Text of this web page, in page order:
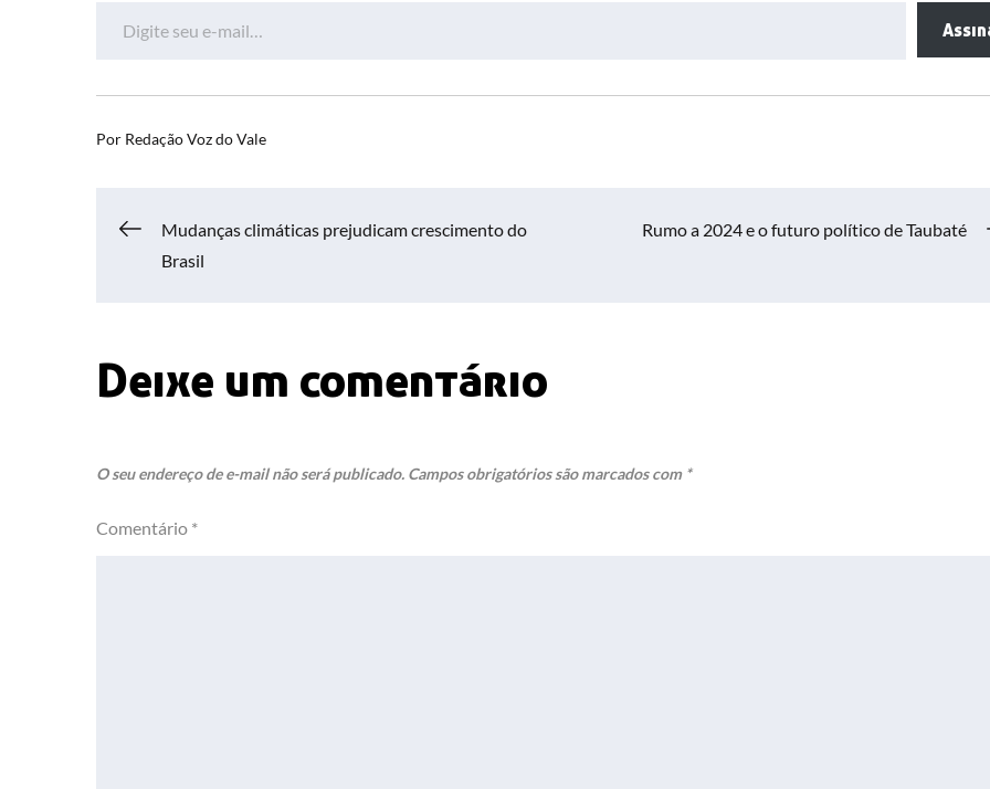
Por Redação Voz do Vale
Navegação
Post
Mudanças climáticas prejudicam crescimento do
Brasil
Rumo a 2024 e o futuro político de Taubaté
Deixe um comentário
O seu endereço de e-mail não será publicado. Campos obrigatórios são marcados com *
Comentário *